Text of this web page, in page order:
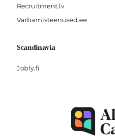
Recruitment.lv
Varbamisteenused.ee
Scandinavia
Jobly.fi